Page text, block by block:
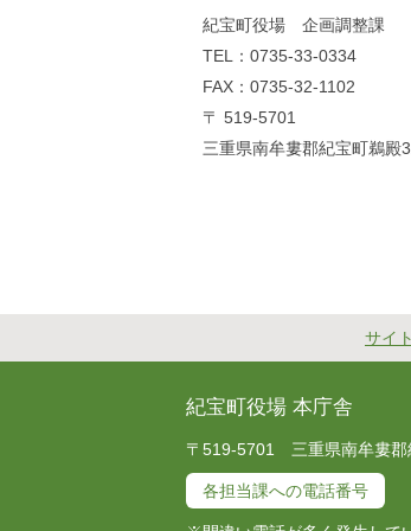
紀宝町役場 企画調整課
TEL：0735-33-0334
FAX：0735-32-1102
〒 519-5701
三重県南牟婁郡紀宝町鵜殿
サイ
紀宝町役場 本庁舎
〒519-5701 三重県南牟婁
各担当課への電話番号